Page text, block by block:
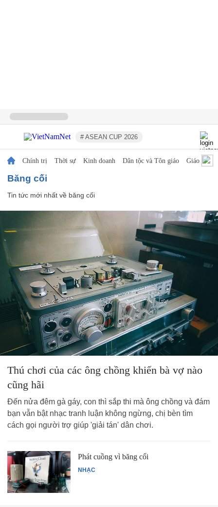
# ASEAN CUP 2026
Chính trị Thời sự Kinh doanh Dân tộc và Tôn giáo Giáo dục
băng cối
Tin tức mới nhất về băng cối
Thú chơi của các ông chồng khiến bà vợ nào
cũng hãi
Đến nửa đêm gà gáy, con thì sắp thi mà ông chồng và đám
bạn vẫn bật nhạc tranh luận không ngừng, chị bèn tìm
cách gọi người trợ giúp 'giải tán' dân chơi.
NHẠC
Phát cuồng vì băng cối